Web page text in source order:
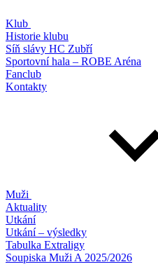
Klub
Historie klubu
Síň slávy HC Zubří
Sportovní hala – ROBE Aréna
Fanclub
Kontakty
Muži
Aktuality
Utkání
Utkání – výsledky
Tabulka Extraligy
Soupiska Muži A 2025/2026